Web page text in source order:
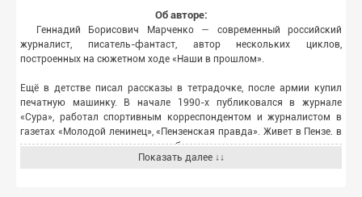
Об авторе:
Геннадий Борисович Марченко — современный российский
журналист, писатель-фантаст, автор нескольких циклов,
построенных на сюжетном ходе «Наши в прошлом».
Ещё в детстве писал рассказы в тетрадочке, после армии купил
печатную машинку. В начале 1990-х публиковался в журнале
«Сура», работал спортивным корреспондентом и журналистом в
газетах «Молодой ленинец», «Пензенская правда». Живет в Пензе. в
настоящее время продолжает работать журналистом.
Показать далее ↓↓